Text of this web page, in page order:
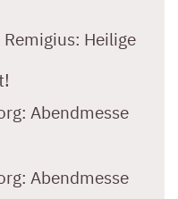
Heilige
Abendmesse
Abendmesse